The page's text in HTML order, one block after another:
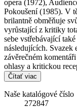
opera (1972),
Pokoušení (1985). V
brilantně obměňuje
vyrůstající z kritiky
sebe vstřebávající
následujících. Svazek
závěrečném
ohlasy a kritickou
Čítať viac
Naše katalógové číslo
272847